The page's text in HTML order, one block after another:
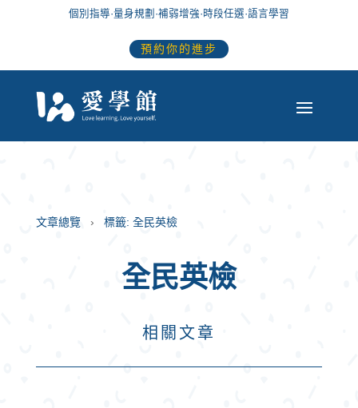
個別指導·量身規劃 ·補弱增強·時段任選·語言學習
預約你的進步
文章總覽 標籤: 全民英檢
全民英檢
相關文章